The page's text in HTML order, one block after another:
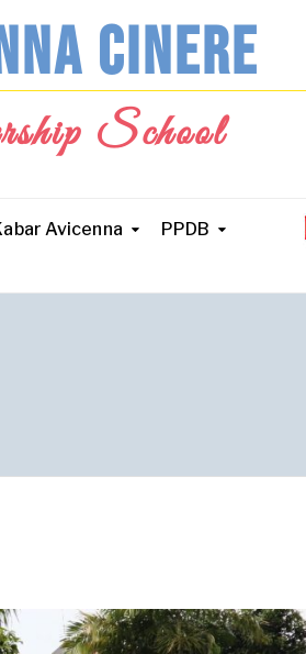
CINERE
School
Avicenna PPDB